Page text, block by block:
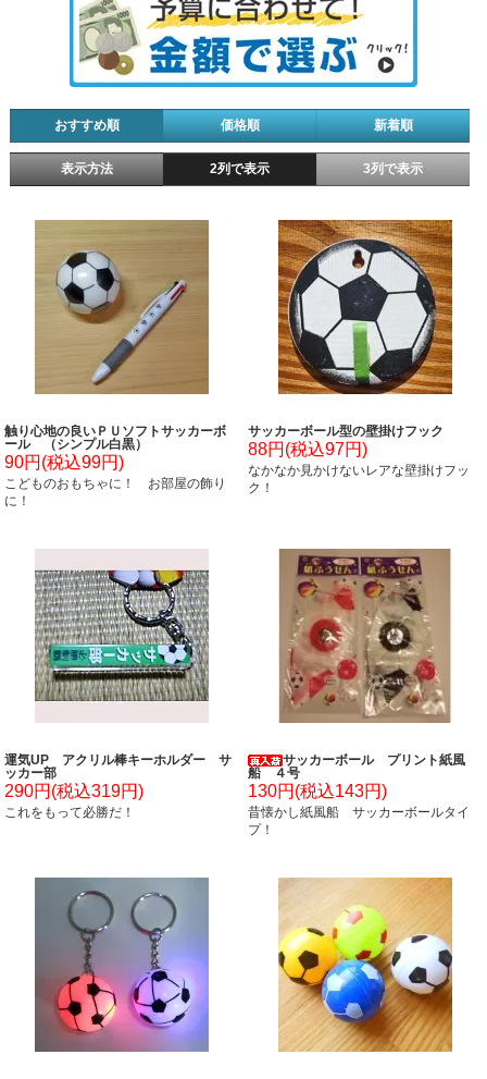
おすすめ順 価格順 新着順
表示方法 2列で表示 3列で表示
触り心地の良いＰＵソフトサッカーボ
ール （シンプル白黒）
90円(税込99円)
こどものおもちゃに！ お部屋の飾り
に！
サッカーボール型の壁掛けフック
88円(税込97円)
なかなか見かけないレアな壁掛けフッ
ク！
運気UP アクリル棒キーホルダー サ
ッカー部
290円(税込319円)
これをもって必勝だ！
サッカーボール プリント紙風
船 ４号
130円(税込143円)
昔懐かし紙風船 サッカーボールタイ
プ！